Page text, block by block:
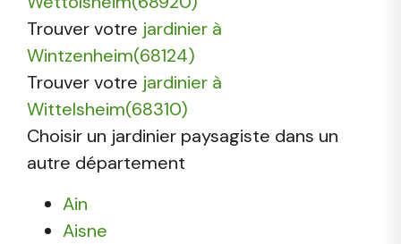
Trouver votre jardinier à
Wintzenheim(68124)
Trouver votre jardinier à
Wittelsheim(68310)
Choisir un jardinier paysagiste dans un
autre département
Ain
Aisne